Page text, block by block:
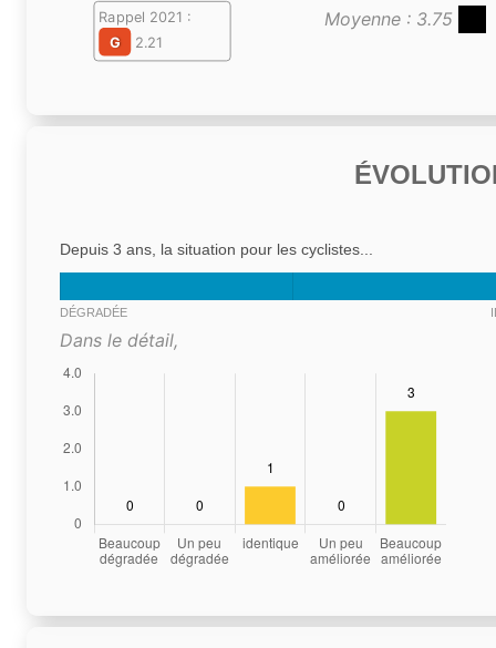
Moyenne : 3.75
Rappel 2021 :
G
2.21
Depuis 3 ans, la situation pour les cyclistes...
DÉGRADÉE
Dans le détail,